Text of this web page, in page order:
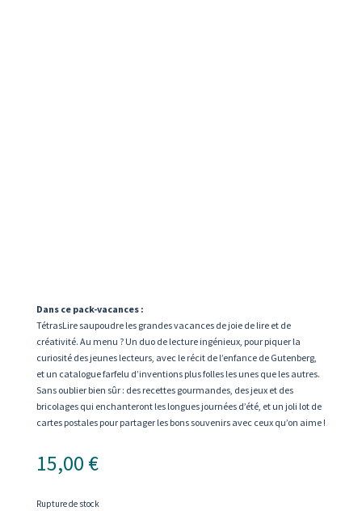
Dans ce pack-vacances :
TétrasLire saupoudre les grandes vacances de joie de lire et de
créativité. Au menu ? Un duo de lecture ingénieux, pour piquer la
curiosité des jeunes lecteurs, avec le récit de l’enfance de Gutenberg,
et un catalogue farfelu d’inventions plus folles les unes que les autres.
Sans oublier bien sûr : des recettes gourmandes, des jeux et des
bricolages qui enchanteront les longues journées d’été, et un joli lot de
cartes postales pour partager les bons souvenirs avec ceux qu’on aime !
15,00 €
Rupture de stock